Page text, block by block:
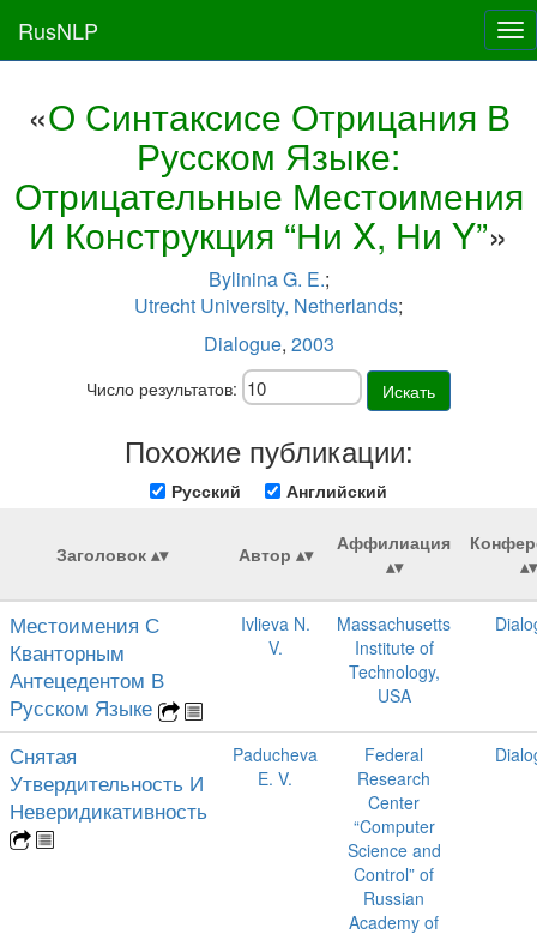
RusNLP
«О Синтаксисе Отрицания В
Русском Языке:
Отрицательные Местоимения
И Конструкция “Ни X, Ни Y”»
Bylinina G. E.;
Utrecht University, Netherlands;
Dialogue, 2003
Число результатов: Искать
Похожие публикации:
Русский Английский
Заголовок Автор Аффилиация
Местоимения С
Кванторным
Антецедентом В
Русском Языке
Ivlieva N.
V.
Massachusetts
Institute of
Technology,
USA
Снятая
Утвердительность И
Неверидикативность
Paducheva
E. V.
Federal
Research
Center
“Computer
Science and
Control” of
Russian
Academy of